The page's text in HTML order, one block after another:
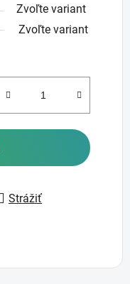
Zvoľte variant
Zvoľte variant
Strážiť